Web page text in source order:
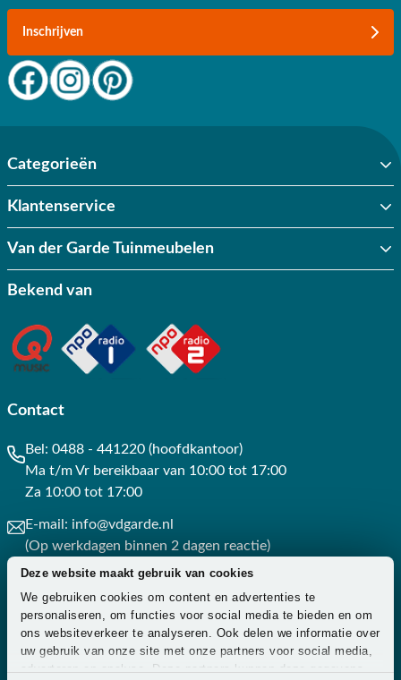
Deze website maakt gebruik van cookies
We gebruiken cookies om content en advertenties te
personaliseren, om functies voor social media te bieden en om
ons websiteverkeer te analyseren. Ook delen we informatie over
uw gebruik van onze site met onze partners voor social media,
adverteren en analyse. Deze partners kunnen deze gegevens
Inschrijven
Categorieën
Klantenservice
Van der Garde Tuinmeubelen
Bekend van
Contact
Bel: 0488 - 441220 (hoofdkantoor)
Ma t/m Vr bereikbaar van 10:00 tot 17:00
Za 10:00 tot 17:00
E-mail: info@vdgarde.nl
(Op werkdagen binnen 2 dagen reactie)
Whatsapp: 0488441220
(Op werkdagen binnen 3 uur reactie)